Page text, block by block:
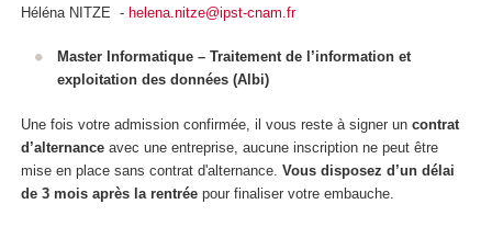
Héléna NITZE - helena.nitze@ipst-cnam.fr
Master Informatique – Traitement de l’information et
exploitation des données (Albi)
Une fois votre admission confirmée, il vous reste à signer un contrat
d’alternance avec une entreprise, aucune inscription ne peut être
mise en place sans contrat d'alternance Vous disposez d’un délai
de 3 mois après la rentrée pour finaliser votre embauche.